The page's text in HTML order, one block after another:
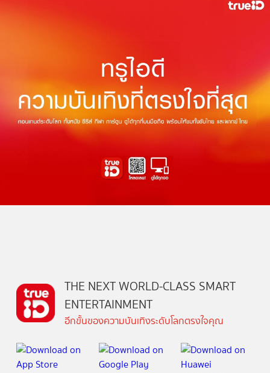
THE NEXT WORLD-CLASS SMART
ENTERTAINMENT
อีกขั้นของความบันเทิงระดับโลกตรงใจคุณ